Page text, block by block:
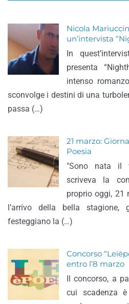
Nicola
un’intervista
In
presenta
intenso
sconvolge i destini di una
passa (…)
21 marzo:
Poesia
"Sono nata il
scriveva la
proprio oggi, 21
l’arrivo della bella stagione,
festeggiano la (…)
Concorso
entro l’8 marzo
Il concorso, a
cui scadenza